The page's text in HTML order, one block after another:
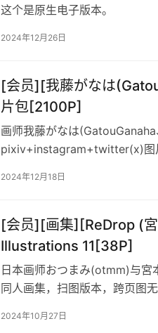
这个是原生电子版本。
2024年12月26日
[会员][我藤がなは
片包[2100P]
画师我藤がなは
pixiv+instagram+twitter(x)图
2024年12月18日
[会员][画集][ReDrop (
Illustrations 11[38P]
日本画师おつまみ(otmm)与宮
同人画集，扫图版本，跨页图无
2024年10月27日